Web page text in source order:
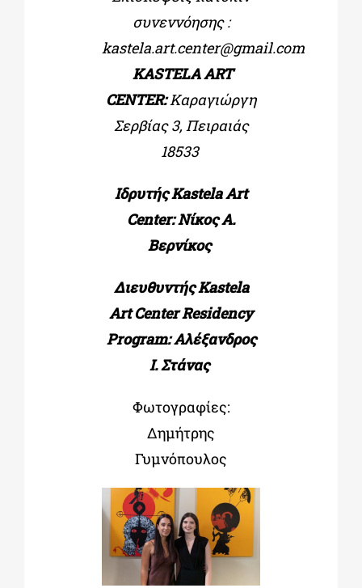
συνεννόησης :
kastela.art.center@gmail.com
KASTELA ART
CENTER:Καραγιώργη
Σερβίας 3, Πειραιάς
18533
Ιδρυτής Kastela Art
Center: Νίκος Α.
Βερνίκος
Διευθυντής Kastela
Art Center Residency
Program: Αλέξανδρος
Ι. Στάνας
Φωτογραφίες:
Δημήτρης
Γυμνόπουλος